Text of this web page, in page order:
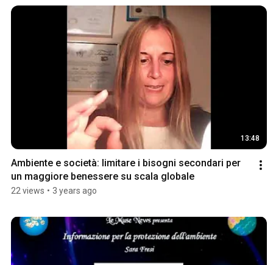
13:48
Ambiente e società: limitare i bisogni secondari per
un maggiore benessere su scala globale
22 views • 3 years ago